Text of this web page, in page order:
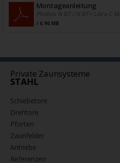
Montageanleitung
Phobos N BT / N BT+ Libra C
/ 6.90 MB
Private Zaunsysteme
STAHL
Schiebetore
Drehtore
Pforten
Zaunfelder
Antriebe
Referenzen